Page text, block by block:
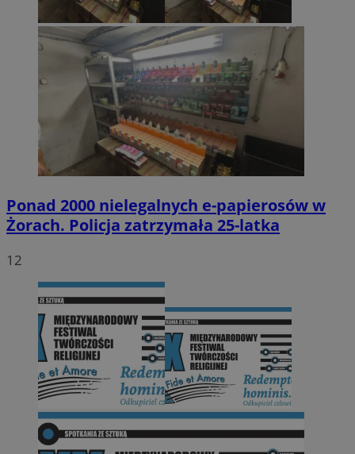
Ponad 2000 nielegalnych e-papierosów w
Żorach. Policja zatrzymała 25-latka
12